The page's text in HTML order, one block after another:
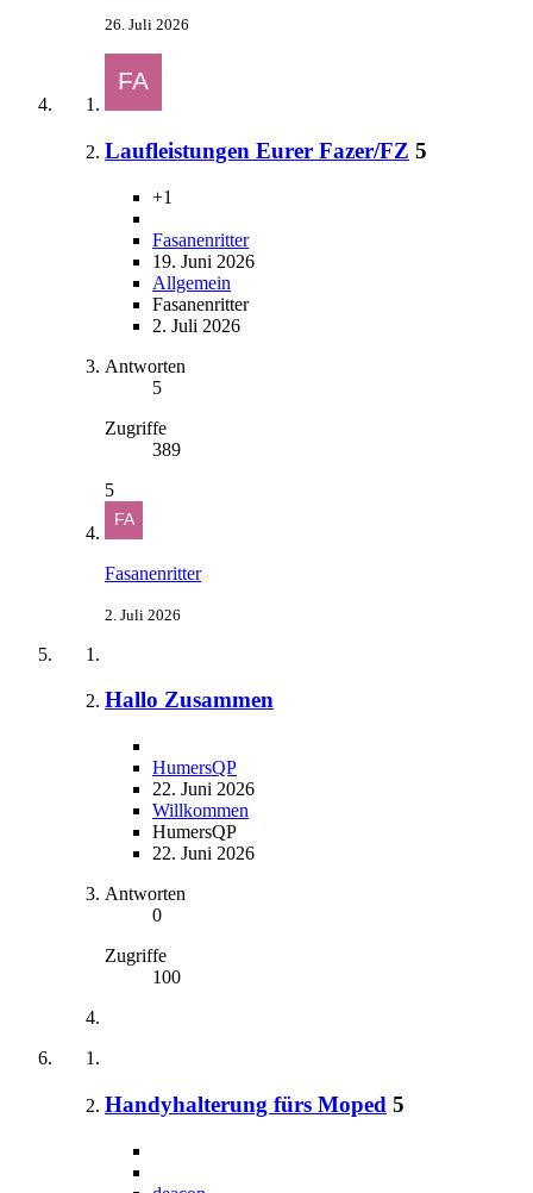
26. Juli 2026
Laufleistungen Eurer Fazer/FZ 5
+1
Fasanenritter
19. Juni 2026
Allgemein
Fasanenritter
2. Juli 2026
Antworten
5
Zugriffe
389
5
Fasanenritter
2. Juli 2026
Hallo Zusammen
HumersQP
22. Juni 2026
Willkommen
HumersQP
22. Juni 2026
Antworten
0
Zugriffe
100
Handyhalterung fürs Moped 5